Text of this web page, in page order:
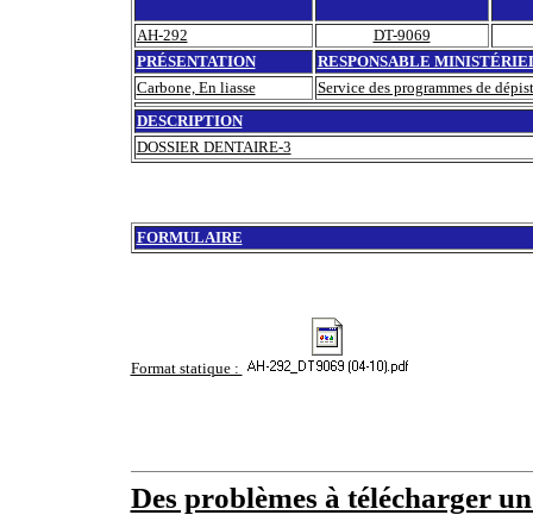
AH-292
DT-9069
PRÉSENTATION
RESPONSABLE
Carbone, En liasse
Service des programmes de
DESCRIPTION
DOSSIER DENTAIRE-3
FORMULAIRE
Format statique :
Des problèmes à télécharger